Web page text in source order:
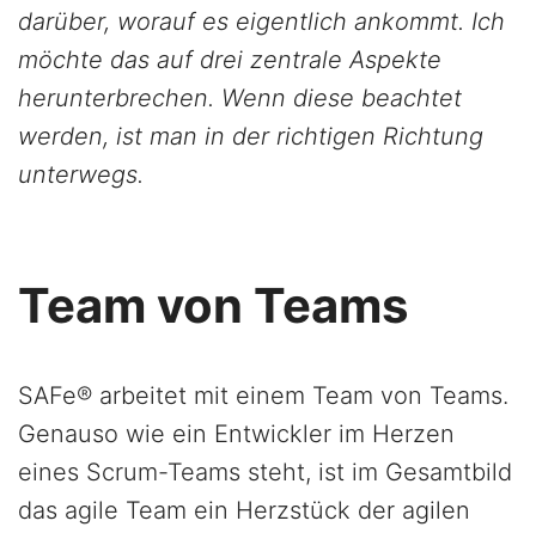
darüber, worauf es eigentlich ankommt. Ich
möchte das auf drei zentrale Aspekte
herunterbrechen. Wenn diese beachtet
werden, ist man in der richtigen Richtung
unterwegs.
Team von Teams
SAFe® arbeitet mit einem Team von Teams.
Genauso wie ein Entwickler im Herzen
eines Scrum-Teams steht, ist im Gesamtbild
das agile Team ein Herzstück der agilen